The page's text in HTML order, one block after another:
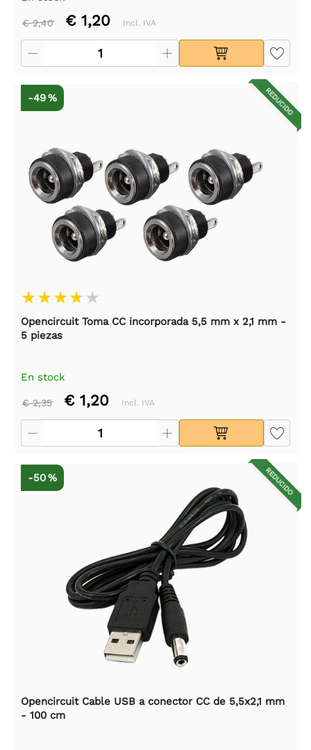
€ 2,40 € 1,20 Incl. IVA
REDUCIDO
-49 %
Opencircuit Toma CC incorporada 5,5 mm x 2,1 mm -
5 piezas
En stock
€ 2,35 € 1,20 Incl. IVA
REDUCIDO
-50 %
Opencircuit Cable USB a conector CC de 5,5x2,1 mm
- 100 cm